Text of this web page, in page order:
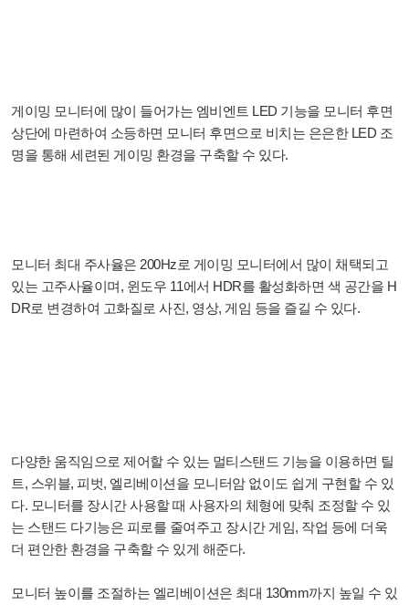
게이밍 모니터에 많이 들어가는 엠비엔트 LED 기능을 모니터 후면
상단에 마련하여 소등하면 모니터 후면으로 비치는 은은한 LED 조
명을 통해 세련된 게이밍 환경을 구축할 수 있다.
모니터 최대 주사율은 200Hz로 게이밍 모니터에서 많이 채택되고
있는 고주사율이며, 윈도우 11에서 HDR를 활성화하면 색 공간을 H
DR로 변경하여 고화질로 사진, 영상, 게임 등을 즐길 수 있다.
다양한 움직임으로 제어할 수 있는 멀티스탠드 기능을 이용하면 틸
트, 스위블, 피벗, 엘리베이션을 모니터암 없이도 쉽게 구현할 수 있
다. 모니터를 장시간 사용할 때 사용자의 체형에 맞춰 조정할 수 있
는 스탠드 다기능은 피로를 줄여주고 장시간 게임, 작업 등에 더욱
더 편안한 환경을 구축할 수 있게 해준다.
모니터 높이를 조절하는 엘리베이션은 최대 130mm까지 높일 수 있